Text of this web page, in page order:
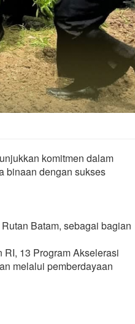
komitmen dalam
binaan dengan sukses
Batam, sebagai bagian
13 Program Akselerasi
melalui pemberdayaan